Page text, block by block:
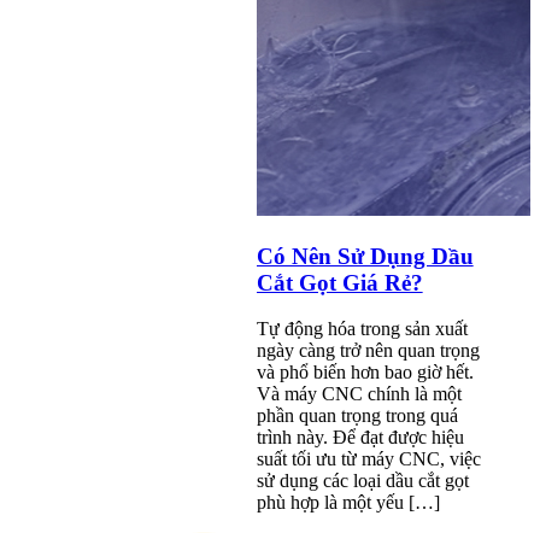
Có Nên Sử Dụng Dầu
Cắt Gọt Giá Rẻ?
Tự động hóa trong sản xuất
ngày càng trở nên quan trọng
và phổ biến hơn bao giờ hết.
Và máy CNC chính là một
phần quan trọng trong quá
trình này. Để đạt được hiệu
suất tối ưu từ máy CNC, việc
sử dụng các loại dầu cắt gọt
phù hợp là một yếu […]